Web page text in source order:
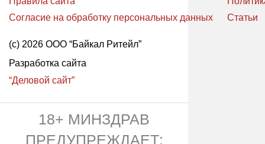
Согласие на обработку персональных данных
Статьи
(с) 2026 ООО “Байкал Ритейл”
Разработка сайта
“Деловой сайт”
18+ МИНЗДРАВ
ПРЕДУПРЕЖДАЕТ: